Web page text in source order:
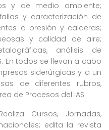
y de medio ambiente;
y caracterización de
a presión y calderas;
y calidad de aire;
análisis de
En todos se llevan a cabo
siderúrgicas y a un
de diferentes rubros,
de Procesos del IAS.
Cursos, Jornadas,
edita la revista